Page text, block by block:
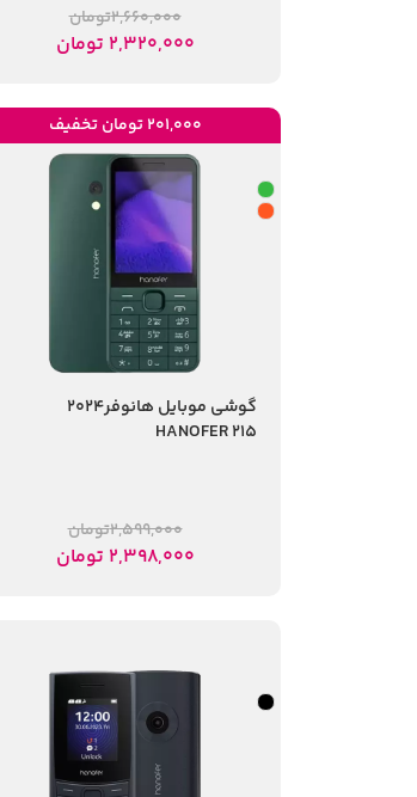
2,660,000تومان
2,320,000 تومان
گوشی موبایل هانوفر2024
HANOFER 215
2,599,000تومان
2,398,000 تومان
201,000 تومان تخفیف